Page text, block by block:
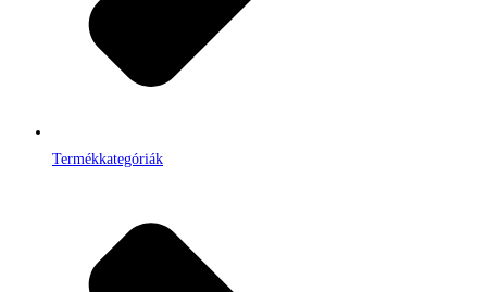
Termékkategóriák